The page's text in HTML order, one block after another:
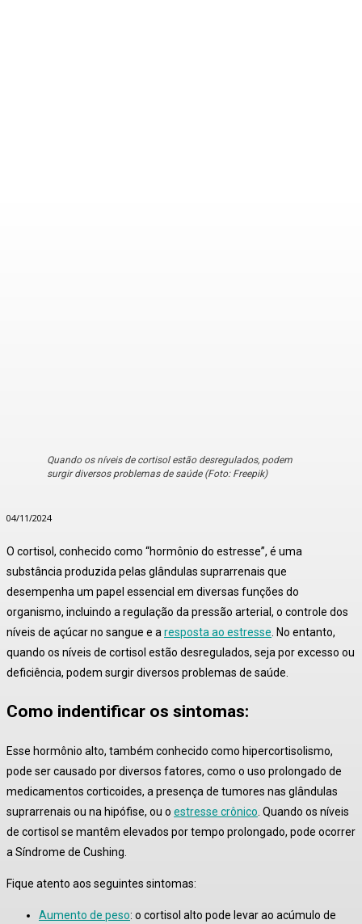
Quando os níveis de cortisol estão desregulados, podem
surgir diversos problemas de saúde (Foto: Freepik)
04/11/2024
O cortisol, conhecido como “hormônio do estresse”, é uma
substância produzida pelas glândulas suprarrenais que
desempenha um papel essencial em diversas funções do
organismo, incluindo a regulação da pressão arterial, o controle dos
níveis de açúcar no sangue e a resposta ao estresse . No entanto,
quando os níveis de cortisol estão desregulados, seja por excesso ou
deficiência, podem surgir diversos problemas de saúde.
Como indentificar os sintomas:
Esse hormônio alto, também conhecido como hipercortisolismo,
pode ser causado por diversos fatores, como o uso prolongado de
medicamentos corticoides, a presença de tumores nas glândulas
suprarrenais ou na hipófise, ou o estresse crônico . Quando os níveis
de cortisol se mantêm elevados por tempo prolongado, pode ocorrer
a Síndrome de Cushing.
Fique atento aos seguintes sintomas:
Aumento de peso: o cortisol alto pode levar ao acúmulo de